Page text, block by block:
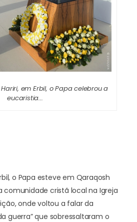
em Erbil, o Papa celebrou a
eucaristia...
o Papa esteve em Qaraqosh
cristã local na Igreja
onde voltou a falar da
guerra” que sobressaltaram o